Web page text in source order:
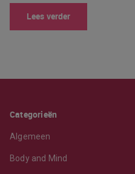
Lees verder
Categorieën
Algemeen
Body and Mind